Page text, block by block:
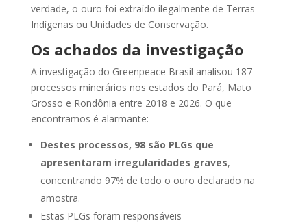
verdade, o ouro foi extraído ilegalmente de Terras
Indígenas ou Unidades de Conservação.
Os achados da investigação
A investigação do Greenpeace Brasil analisou 187
processos minerários nos estados do Pará, Mato
Grosso e Rondônia entre 2018 e 2026. O que
encontramos é alarmante:
Destes processos, 98 são PLGs que
apresentaram irregularidades graves,
concentrando 97% de todo o ouro declarado na
amostra.
Estas PLGs foram responsáveis